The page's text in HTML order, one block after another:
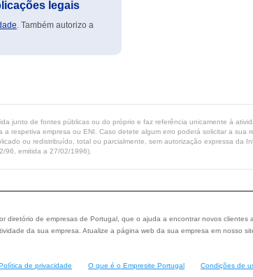
legais
. Também autorizo a
junto de fontes públicas ou do próprio e faz referência unicamente à
respetiva empresa ou ENI. Caso detete algum erro poderá solicitar a sua
ou redistribuído, total ou parcialmente, sem autorização expressa da
96, emitida a 27/02/1996).
diretório de empresas de Portugal, que o ajuda a encontrar novos clientes
da sua empresa. Atualize a página web da sua empresa em nosso
de privacidade O que é o Empresite Portugal Condições de